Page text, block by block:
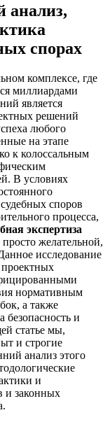
анализ,
спорах
комплексе, где
миллиардами
является
решений
любого
на этапе
к колоссальным
В условиях
споров
процесса,
экспертиза
просто желательной,
исследование
проектных
нормативным
а также
безопасность и
статье мы,
и строгие
анализ этого
и
и законных